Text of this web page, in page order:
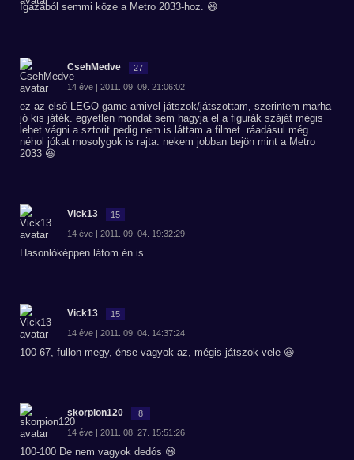
Igazából semmi köze a Metro 2033-hoz. 😆
CsehMedve 27
14 éve | 2011. 09. 09. 21:06:02
ez az első LEGO game amivel játszok/játszottam, szerintem marha
jó kis játék. egyetlen mondat sem hagyja el a figurák száját mégis
lehet vágni a sztorit pedig nem is láttam a filmet. ráadásul még
néhol jókat mosolygok is rajta. nekem jobban bejön mint a Metro
2033 😆
Vick13 15
14 éve | 2011. 09. 04. 19:32:29
Hasonlóképpen látom én is.
Vick13 15
14 éve | 2011. 09. 04. 14:37:24
100-67, fullon megy, énse vagyok az, mégis játszok vele 😆
skorpion120 8
14 éve | 2011. 08. 27. 15:51:26
100-100 De nem vagyok dedós 😃